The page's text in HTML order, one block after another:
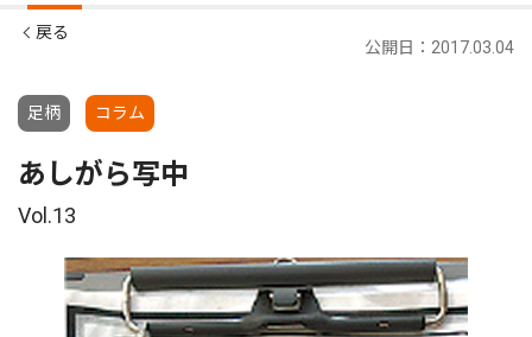
戻る
足柄 コラム
公開日：2017.03.04
あしがら写中
Vol.13